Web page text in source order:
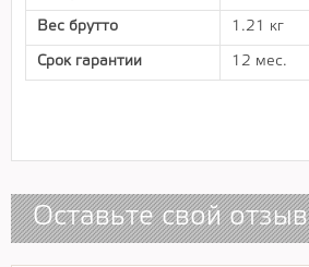
Вес брутто 1.21 кг
Срок гарантии 12 мес.
Оставьте свой отзыв